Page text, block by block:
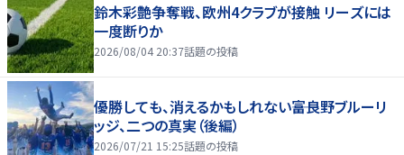
鈴木彩艶争奪戦、欧州4クラブが接触 リーズには
一度断りか
2026/08/04 20:37話題の投稿
優勝しても、消えるかもしれない――富良野ブルーリ
ッジ、二つの真実（後編）
2026/07/21 15:25話題の投稿